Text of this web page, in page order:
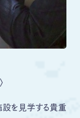
設を見学する貴重